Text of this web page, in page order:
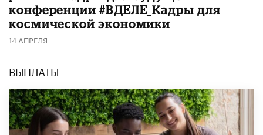
конференции #ВДЕЛЕ_Кадры для
космической экономики
14 АПРЕЛЯ
ВЫПЛАТЫ